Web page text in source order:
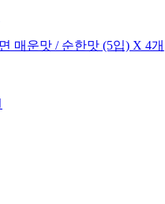
매운맛 / 순한맛 (5입) X 4개